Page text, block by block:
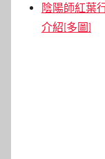
陰陽師紅葉
介紹[多圖]